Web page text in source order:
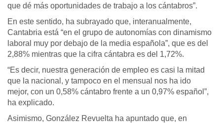
que dé más oportunidades de trabajo a los cántabros”.
En este sentido, ha subrayado que, interanualmente,
Cantabria está “en el grupo de autonomías con dinamismo
laboral muy por debajo de la media española”, que es del
2,88% mientras que la cifra cántabra es del 1,72%.
“Es decir, nuestra generación de empleo es casi la mitad
que la nacional, y tampoco en el mensual nos ha ido
mejor, con un 0,58% cántabro frente a un 0,97% español”,
ha explicado.
Asimismo, González Revuelta ha apuntado que, en